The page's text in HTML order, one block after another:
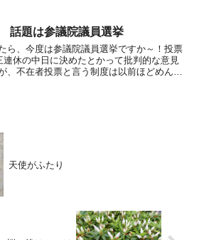
話題は参議院議員選挙
ら、今度は参議院議員選挙ですか～！投票
連休の中日に決めたとかって批判的な意見
、不在者投票と言う制度は以前ほどめんど
天使がふたり